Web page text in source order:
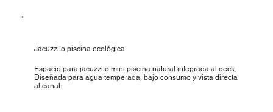
Jacuzzi o piscina ecológica
Espacio para jacuzzi o mini piscina natural integrada al deck.
Diseñada para agua temperada, bajo consumo y vista directa
al canal.